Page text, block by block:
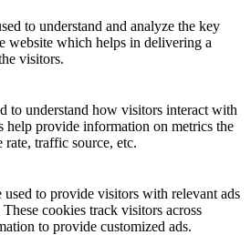
to understand and analyze the key
website which helps in delivering a
visitors.
to understand how visitors interact with
help provide information on metrics the
traffic source, etc.
used to provide visitors with relevant ads
cookies track visitors across
to provide customized ads.